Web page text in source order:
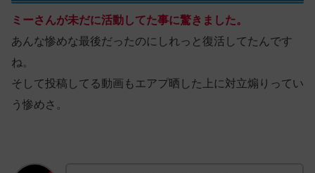
ミーさんが未だに活動してた事に驚きました。
あんな惨めな最後だったのにしれっと復活してたんです
ね。
そして投稿してる動画もエアプ晒した上に対立煽りってい
う惨めさ。